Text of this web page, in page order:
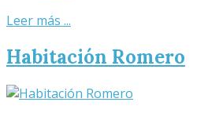
Leer más ...
Habitación Romero